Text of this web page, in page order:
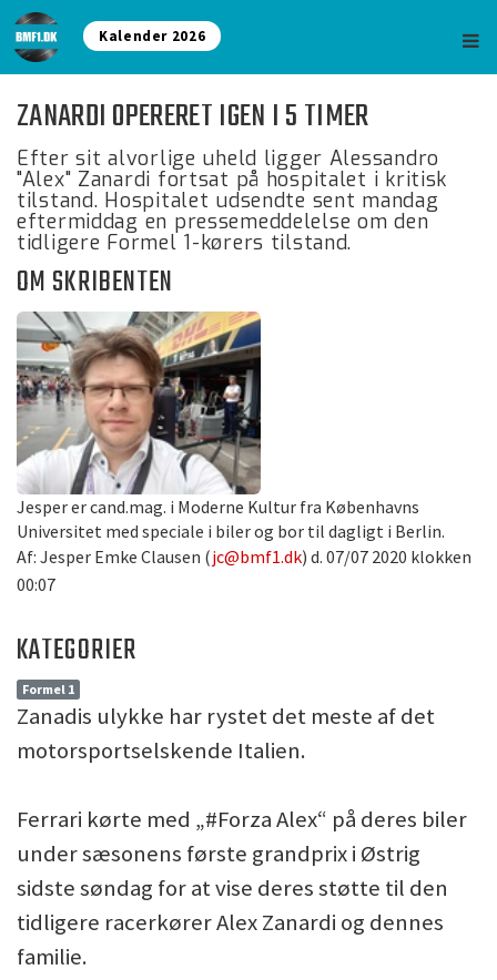
Kalender 2026
ZANARDI OPERERET IGEN I 5 TIMER
Efter sit alvorlige uheld ligger Alessandro
"Alex" Zanardi fortsat på hospitalet i kritisk
tilstand. Hospitalet udsendte sent mandag
eftermiddag en pressemeddelelse om den
tidligere Formel 1-kørers tilstand.
OM SKRIBENTEN
Jesper er cand.mag. i Moderne Kultur fra Københavns
Universitet med speciale i biler og bor til dagligt i Berlin.
Af: Jesper Emke Clausen (jc@bmf1.dk) d. 07/07 2020 klokken
00:07
KATEGORIER
Formel 1
Zanadis ulykke har rystet det meste af det
motorsportselskende Italien.
Ferrari kørte med „#Forza Alex“ på deres biler
under sæsonens første grandprix i Østrig
sidste søndag for at vise deres støtte til den
tidligere racerkører Alex Zanardi og dennes
familie.